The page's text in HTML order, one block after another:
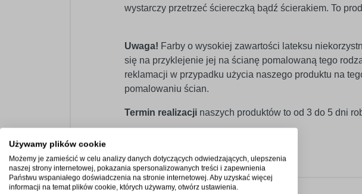
wystarczy przetrzeć ściereczką bądź ścierakiem. To
Uwaga! Farby o wysokiej zawartości lateksu
się na przyklejenie jej na ścianę pomalowaną tego
reklamacji w przypadku użycia naszego produktu na
pomalowaniu ścian.
Termin realizacji naszych produktów to od 3 do 5 dni
Używamy plików cookie
Możemy je zamieścić w celu analizy danych dotyczących odwiedzających, ulepszenia
naszej strony internetowej, pokazania spersonalizowanych treści i zapewnienia
Państwu wspaniałego doświadczenia na stronie internetowej. Aby uzyskać więcej
informacji na temat plików cookie, których używamy, otwórz ustawienia.